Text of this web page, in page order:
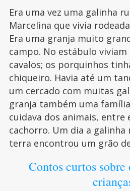
Era uma vez uma galinha
Marcelina que vivia
Era uma granja muito
campo. No estábulo viviam
cavalos; os porquinhos
chiqueiro. Havia até um
um cercado com muitas
granja também uma
cuidava dos animais, entre
cachorro. Um dia a galinha
terra encontrou um grão
Contos curtos sobre